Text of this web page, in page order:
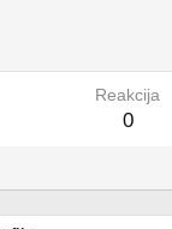
Reakcija
0